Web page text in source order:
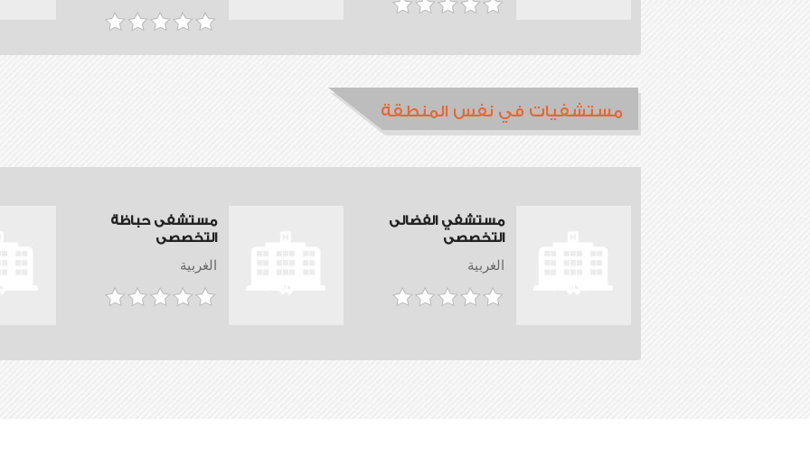
مستشفيات في نفس المنطقة
مستشفى حباظة
التخصصى
الغربية
مستشفي الفضالى
التخصصى
الغربية